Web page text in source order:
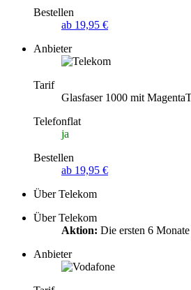
Bestellen
ab 19,95 €
Anbieter
Tarif
Glasfaser 1000 mit
Telefonflat
ja
Bestellen
ab 19,95 €
Über Telekom
Über Telekom
Aktion: Die ersten 6
Anbieter